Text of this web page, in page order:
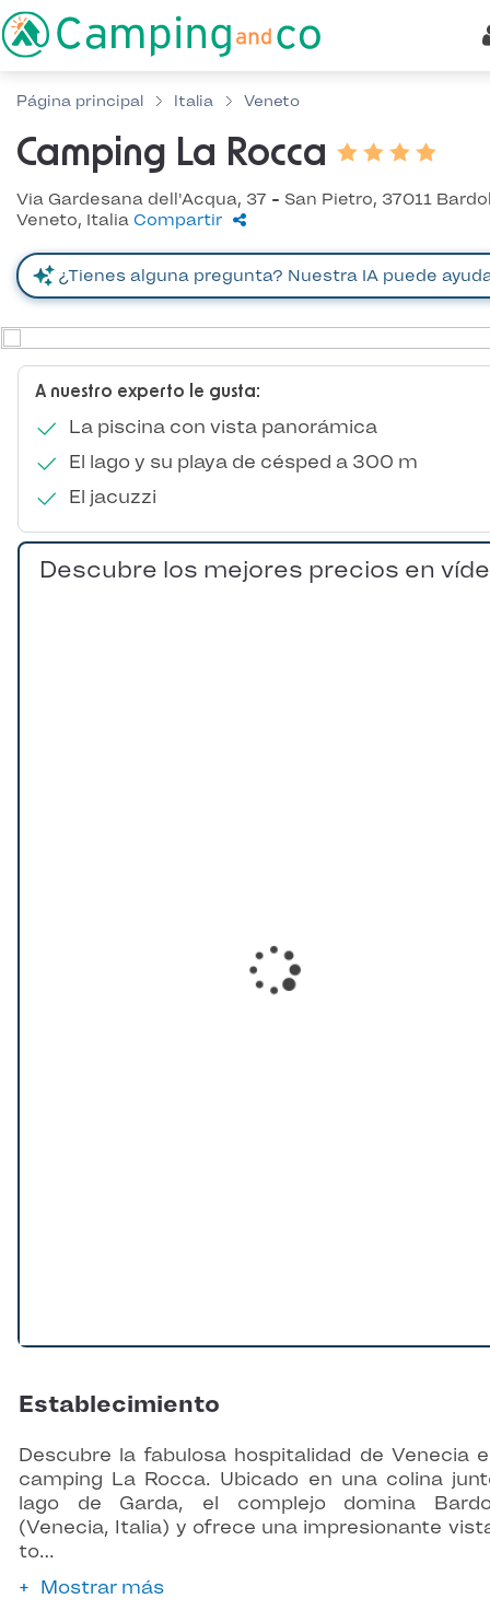
Página principal Italia Veneto
Camping La Rocca
Via Gardesana dell'Acqua, 37 - San Pietro, 37011
Veneto, Italia Compartir
A nuestro experto le gusta:
La piscina con vista panorámica
El lago y su playa de césped a 300 m
El jacuzzi
Descubre los mejores precios en
Establecimiento
Descubre la fabulosa hospitalidad de Venecia
camping La Rocca. Ubicado en una colina
lago de Garda, el complejo domina
(Venecia, Italia) y ofrece una impresionante
to…
Mostrar más